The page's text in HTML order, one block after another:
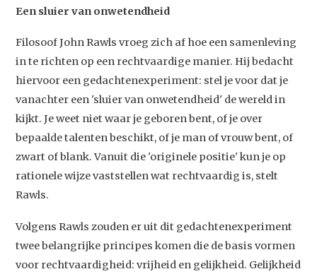
Een sluier van onwetendheid
Filosoof John Rawls vroeg zich af hoe een samenleving
in te richten op een rechtvaardige manier. Hij bedacht
hiervoor een gedachtenexperiment: stel je voor dat je
vanachter een 'sluier van onwetendheid' de wereld in
kijkt. Je weet niet waar je geboren bent, of je over
bepaalde talenten beschikt, of je man of vrouw bent, of
zwart of blank. Vanuit die 'originele positie' kun je op
rationele wijze vaststellen wat rechtvaardig is, stelt
Rawls.
Volgens Rawls zouden er uit dit gedachtenexperiment
twee belangrijke principes komen die de basis vormen
voor rechtvaardigheid: vrijheid en gelijkheid. Gelijkheid